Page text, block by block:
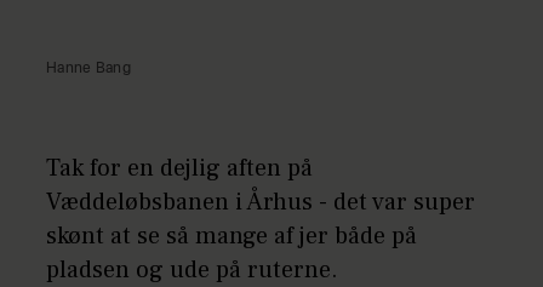
Hanne Bang
Tak for en dejlig aften på
Væddeløbsbanen i Århus - det var super
skønt at se så mange af jer både på
pladsen og ude på ruterne.